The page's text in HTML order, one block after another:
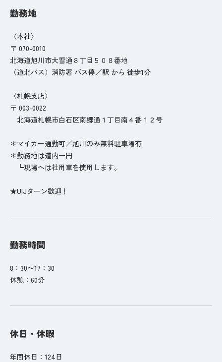
勤務地
〈本社〉
〒 070-0010
北海道旭川市大雪通８丁目５０８番地
（道北バス）消防署 バス停／駅 から 徒歩1分
〈札幌支店〉
〒 003-0022
北海道札幌市白石区南郷通１丁目南４番１２号
＊マイカー通勤可／旭川のみ無料駐車場有
＊勤務地は道内一円
┗現場へは社用車を使用します。
★UIJターン歓迎！
勤務時間
8：30〜17：30
休憩：60分
休日・休暇
年間休日：124日